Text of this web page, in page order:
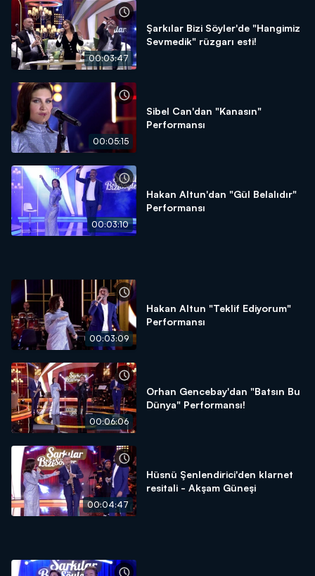
00:03:47
Şarkılar Bizi Söyler'de "Hangimiz
Sevmedik" rüzgarı esti!
00:05:15
Sibel Can'dan "Kanasın"
Performansı
00:03:10
Hakan Altun'dan "Gül Belalıdır"
Performansı
00:03:09
Hakan Altun "Teklif Ediyorum"
Performansı
00:06:06
Orhan Gencebay'dan "Batsın Bu
Dünya" Performansı!
00:04:47
Hüsnü Şenlendirici'den klarnet
resitali - Akşam Güneşi